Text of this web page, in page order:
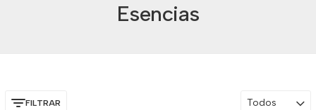
Esencias
FILTRAR Todos